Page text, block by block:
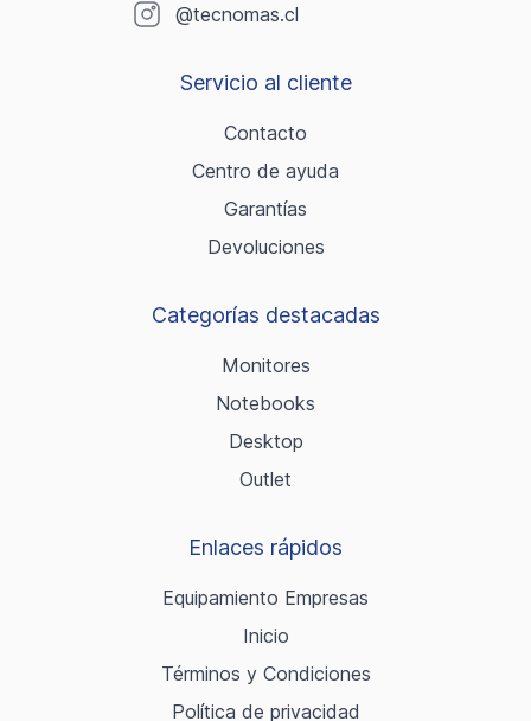
@tecnomas.cl
Servicio al cliente
Contacto
Centro de ayuda
Garantías
Devoluciones
Categorías destacadas
Monitores
Notebooks
Desktop
Outlet
Enlaces rápidos
Equipamiento Empresas
Inicio
Términos y Condiciones
Política de privacidad